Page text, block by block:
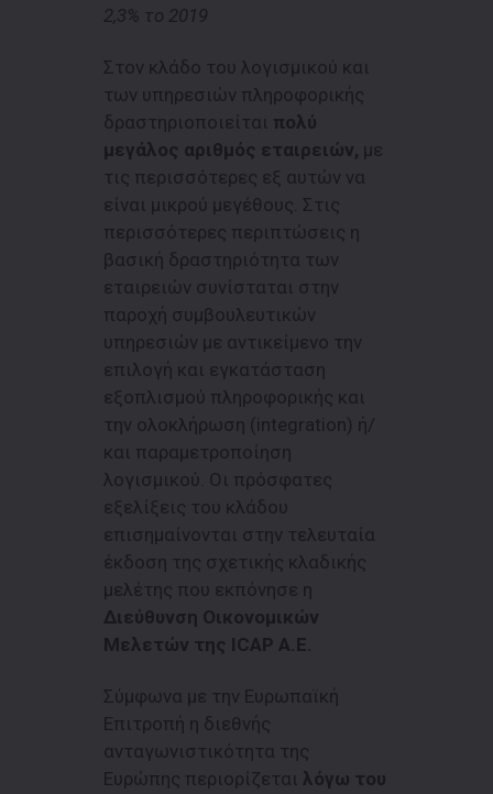
2,3% το 2019
Στον κλάδο του λογισμικού και
των υπηρεσιών πληροφορικής
δραστηριοποιείται πολύ
μεγάλος αριθμός εταιρειών, με
τις περισσότερες εξ αυτών να
είναι μικρού μεγέθους. Στις
περισσότερες περιπτώσεις η
βασική δραστηριότητα των
εταιρειών συνίσταται στην
παροχή συμβουλευτικών
υπηρεσιών με αντικείμενο την
επιλογή και εγκατάσταση
εξοπλισμού πληροφορικής και
την ολοκλήρωση (integration) ή/
και παραμετροποίηση
λογισμικού. Οι πρόσφατες
εξελίξεις του κλάδου
επισημαίνονται στην τελευταία
έκδοση της σχετικής κλαδικής
μελέτης που εκπόνησε η
Διεύθυνση Οικονομικών
Μελετών της ICAP Α.Ε.
Σύμφωνα με την Ευρωπαϊκή
Επιτροπή η διεθνής
ανταγωνιστικότητα της
Ευρώπης περιορίζεται λόγω του